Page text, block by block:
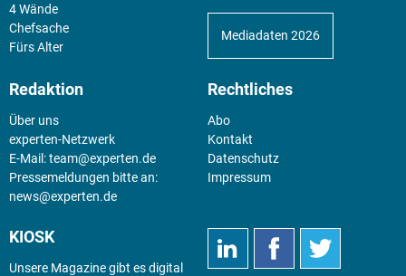
4 Wände
Chefsache
Fürs Alter
Mediadaten 2026
Redaktion
Über uns
experten-Netzwerk
E-Mail:team@experten.de
Pressemeldungen bitte an:
news@experten.de
Rechtliches
Abo
Kontakt
Datenschutz
Impressum
KIOSK
Unsere Magazine gibt es digital